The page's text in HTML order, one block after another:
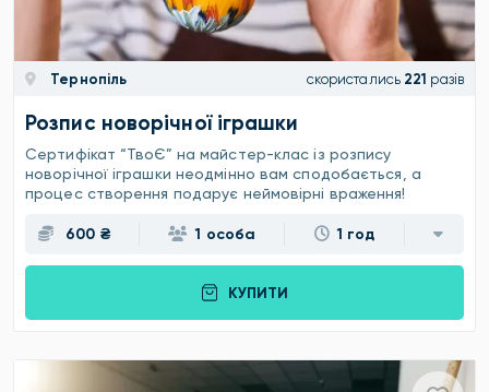
Тернопіль скористались 221 разів
Розпис новорічної іграшки
Сертифікат “ТвоЄ” на майстер-клас із розпису
новорічної іграшки неодмінно вам сподобається, а
процес створення подарує неймовірні враження!
600 ₴ 1 особа 1 год
КУПИТИ